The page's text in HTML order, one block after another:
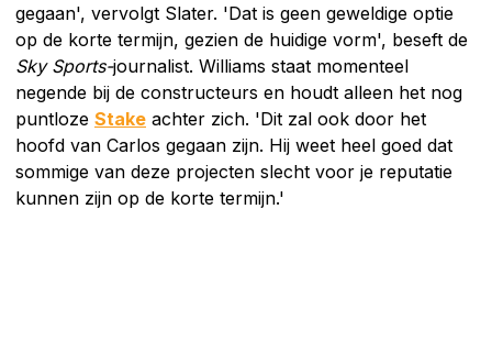
gegaan', vervolgt Slater. 'Dat is geen geweldige optie
op de korte termijn, gezien de huidige vorm', beseft de
Sky Sports-journalist. Williams staat momenteel
negende bij de constructeurs en houdt alleen het nog
puntloze Stake achter zich. 'Dit zal ook door het
hoofd van Carlos gegaan zijn. Hij weet heel goed dat
sommige van deze projecten slecht voor je reputatie
kunnen zijn op de korte termijn.'